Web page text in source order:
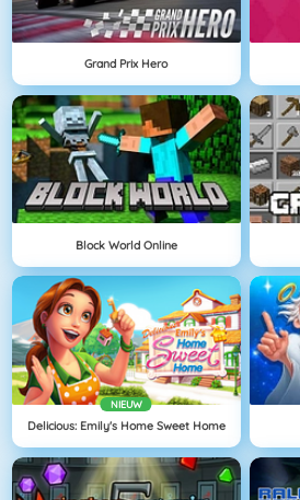
Grand Prix Hero
Block World Online
NIEUW
Delicious: Emily's Home Sweet Home